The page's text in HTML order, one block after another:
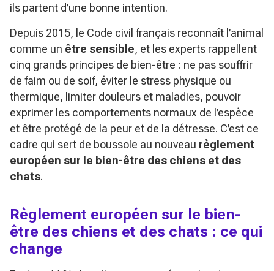
ils partent d’une bonne intention.
Depuis 2015, le Code civil français reconnaît l’animal
comme un être sensible, et les experts rappellent
cinq grands principes de bien-être : ne pas souffrir
de faim ou de soif, éviter le stress physique ou
thermique, limiter douleurs et maladies, pouvoir
exprimer les comportements normaux de l’espèce
et être protégé de la peur et de la détresse. C’est ce
cadre qui sert de boussole au nouveau règlement
européen sur le bien-être des chiens et des
chats.
Règlement européen sur le bien-
être des chiens et des chats : ce qui
change